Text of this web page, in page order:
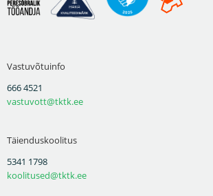
Vastuvõtuinfo
666 4521
vastuvott@tktk.ee
Täienduskoolitus
5341 1798
koolitused@tktk.ee